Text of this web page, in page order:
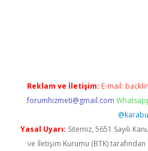
Reklam ve İletişim: E-mail:
forumhizmeti@gmail.com
Yasal Uyarı: Sitemiz, 5651 Sayılı
ve İletişim Kurumu (BTK) tarafından